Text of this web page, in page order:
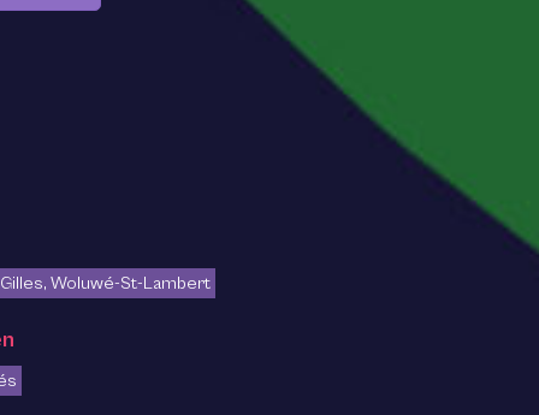
Woluwé-St-Lambert